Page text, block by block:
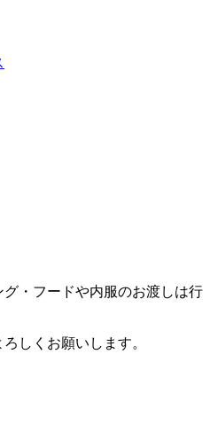
・フードや内服のお渡しは行
しくお願いします。